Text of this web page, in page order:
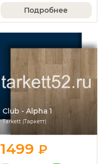
Подробнее
Club - Alpha 1
Tarkett (Таркетт)
1499₽